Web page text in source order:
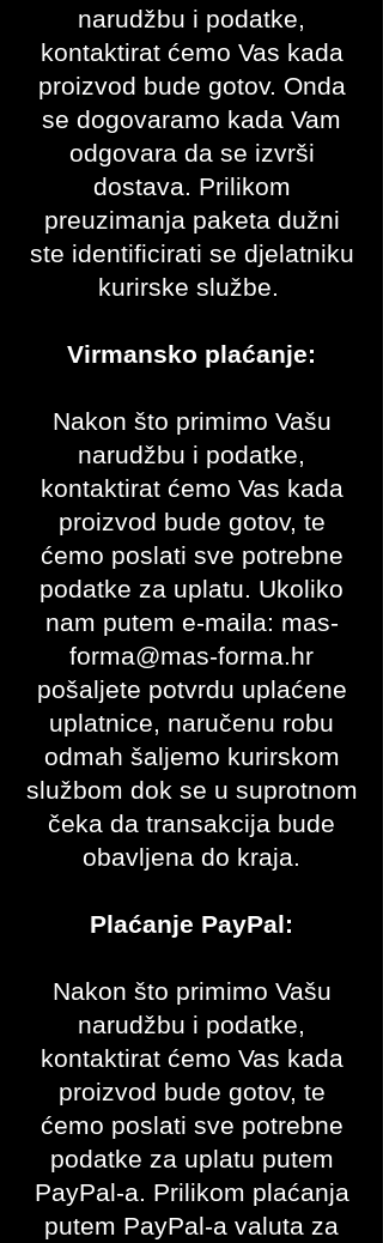
narudžbu i podatke,
kontaktirat ćemo Vas kada
proizvod bude gotov. Onda
se dogovaramo kada Vam
odgovara da se izvrši
dostava. Prilikom
preuzimanja paketa dužni
ste identificirati se djelatniku
kurirske službe.
Virmansko plaćanje:
Nakon što primimo Vašu
narudžbu i podatke,
kontaktirat ćemo Vas kada
proizvod bude gotov, te
ćemo poslati sve potrebne
podatke za uplatu. Ukoliko
nam putem e-maila: mas-
forma@mas-forma.hr
pošaljete potvrdu uplaćene
uplatnice, naručenu robu
odmah šaljemo kurirskom
službom dok se u suprotnom
čeka da transakcija bude
obavljena do kraja.
Plaćanje PayPal:
Nakon što primimo Vašu
narudžbu i podatke,
kontaktirat ćemo Vas kada
proizvod bude gotov, te
ćemo poslati sve potrebne
podatke za uplatu putem
PayPal-a. Prilikom plaćanja
putem PayPal-a valuta za